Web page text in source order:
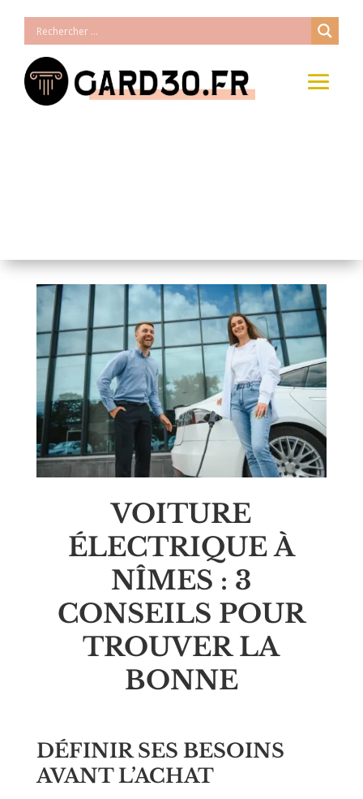
VOITURE
ÉLECTRIQUE À
NÎMES : 3
CONSEILS POUR
TROUVER LA
BONNE
DÉFINIR SES BESOINS
AVANT L’ACHAT